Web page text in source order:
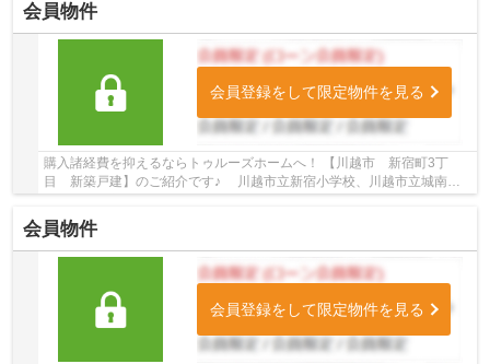
会員物件
会員登録をして限定物件を見る
購入諸経費を抑えるならトゥルーズホームへ！ 【川越市 新宿町3丁
目 新築戸建】のご紹介です♪ 川越市立新宿小学校、川越市立城南中
学校学区の新築戸建です。 東武東上線・川越線沿...
会員物件
会員登録をして限定物件を見る